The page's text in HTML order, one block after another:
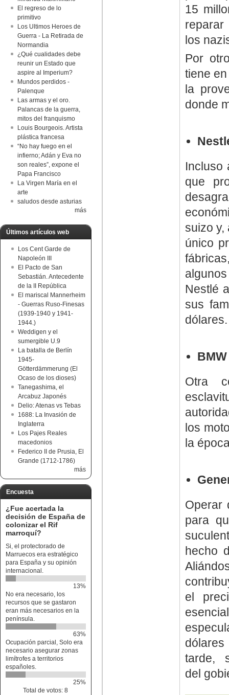
El regreso de lo
primitivo
Los Ultimos Heroes de
Guerra - La Retirada de
Normandia
¿Qué cualidades debe
reunir un Estado que
aspire al Imperium?
Mundos perdidos -
Palenque
Las armas y el oro.
Palancas de la guerra,
mitos del franquismo
Louis Bourgeois. Artista
plástica francesa
“No hay fuego en el
infierno; Adán y Eva no
son reales”, expone el
Papa Francisco
La Virgen María en el
arte
saludos desde asturias
más
Últimos artículos web
Los Cent Garde de
Napoleón III
El Pacto de San
Sebastián. Antecedente
de la II República
El mariscal Mannerheim
- Guerras Ruso-Finesas
(1939-1940 y 1941-
1944.)
Weddigen y el
sumergible U.9
La batalla de Berlín
1945-
Götterdämmerung (El
Ocaso de los dioses)
Tanegashima, el
Arcabuz Japonés
Delio: Atenas vs Tebas
1688: La Invasión de
Inglaterra
Los Pajes Reales
macedonios
Federico II de Prusia, El
Grande (1712-1786)
más
Encuesta
¿Fue acertada la
decisión de España de
colonizar el Rif
marroquí?
Si, el protectorado de
Marruecos era estratégico
para España y su opinión
internacional.
13%
No era necesario, los
recursos que se gastaron
eran más necesarios en la
península.
63%
Ocupación parcial, Solo era
necesario asegurar zonas
limítrofes a territorios
españoles.
25%
Total de votos: 8
15
los
Por
tiene
la
donde
Incluso
que
suizo y,
único
Nestlé
sus
dólares.
BMW
Otra
los
la
Operar
para
hecho
el
tarde,
del